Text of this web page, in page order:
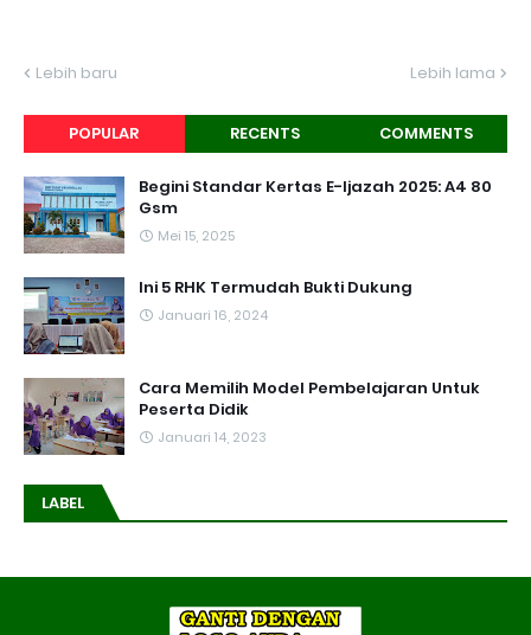
Lebih baru Lebih lama
POPULAR RECENTS COMMENTS
Begini Standar Kertas E-Ijazah 2025: A4 80
Gsm
Mei 15, 2025
Ini 5 RHK Termudah Bukti Dukung
Januari 16, 2024
Cara Memilih Model Pembelajaran Untuk
Peserta Didik
Januari 14, 2023
LABEL